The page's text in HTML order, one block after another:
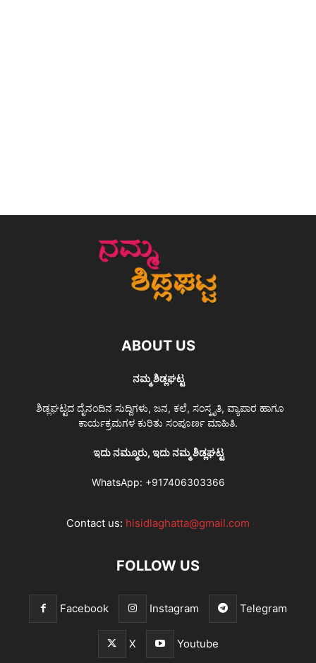
ABOUT US
ನಮ್ಮ ಶಿಡ್ಲಘಟ್ಟ
ಶಿಡ್ಲಘಟ್ಟದ ದೈನಂದಿನ ಸುದ್ದಿಗಳು, ಜನ, ಕಲೆ, ಸಂಸ್ಕೃತಿ, ವ್ಯಾಪಾರ ಹಾಗೂ
ಕಾರ್ಯಕ್ರಮಗಳ ಕುರಿತು ಸಂಪೂರ್ಣ ಮಾಹಿತಿ.
ಇದು ನಮ್ಮೂರು, ಇದು ನಮ್ಮ ಶಿಡ್ಲಘಟ್ಟ
WhatsApp: +917406303366
Contact us: hisidlaghatta@gmail.com
FOLLOW US
Facebook Instagram Telegram
X Youtube